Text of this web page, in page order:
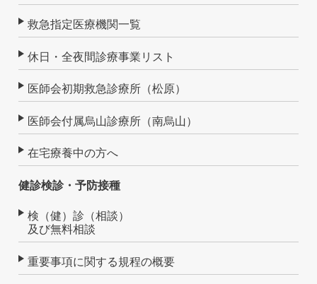
救急指定医療機関一覧
休日・全夜間診療事業リスト
医師会初期救急診療所（松原）
医師会付属烏山診療所（南烏山）
在宅療養中の方へ
健診検診・予防接種
検（健）診（相談）
及び無料相談
重要事項に関する規程の概要